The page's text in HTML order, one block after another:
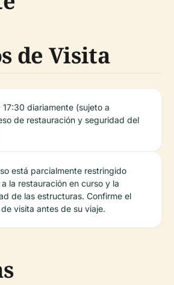
de Visita
diariamente (sujeto a
de restauración y seguridad del
está parcialmente restringido
la restauración en curso y la
de las estructuras. Confirme el
visita antes de su viaje.